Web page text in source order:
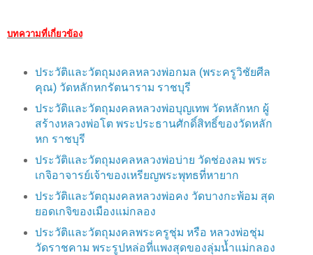
บทความที่เกี่ยวข้อง
ประวัติและวัตถุมงคลหลวงพ่อกมล (พระครูวิชัยศีล
คุณ) วัดหลักหกรัตนาราม ราชบุรี
ประวัติและวัตถุมงคลหลวงพ่อบุญเทพ วัดหลักหก ผู้
สร้างหลวงพ่อโต พระประธานศักดิ์สิทธิ์ของวัดหลัก
หก ราชบุรี
ประวัติและวัตถุมงคลหลวงพ่อบ่าย วัดช่องลม พระ
เกจิอาจารย์เจ้าของเหรียญพระพุทธที่หายาก
ประวัติและวัตถุมงคลหลวงพ่อคง วัดบางกะพ้อม สุด
ยอดเกจิของเมืองแม่กลอง
ประวัติและวัตถุมงคลพระครูชุ่ม หรือ หลวงพ่อชุ่ม
วัดราชคาม​ พระรูปหล่อที่แพงสุดของลุ่มน้ำแม่กลอง